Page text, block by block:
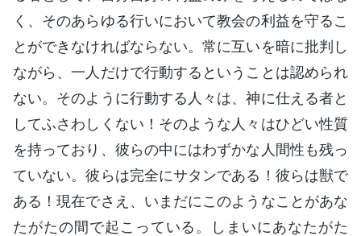
く、そのあらゆる行いにおいて教会の利益を守るこ
とができなければならない。常に互いを暗に批判し
ながら、一人だけで行動するということは認められ
ない。そのように行動する人々は、神に仕える者と
してふさわしくない！そのような人々はひどい性質
を持っており、彼らの中にはわずかな人間性も残っ
ていない。彼らは完全にサタンである！彼らは獣で
ある！現在でさえ、いまだにこのようなことがあな
たがたの間で起こっている。しまいにあなたがた